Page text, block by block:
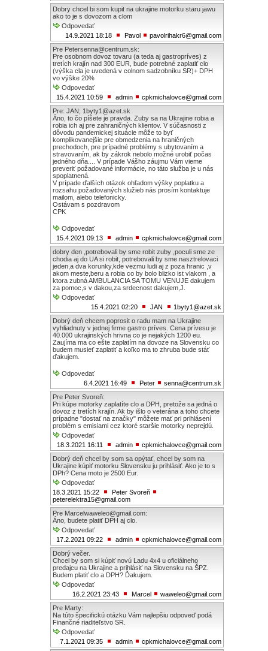
Dobry chcel bi som kupit na ukrajine motorku staru jawu
ako to je s dovozom a clom
Odpovedať
14.9.2021 18:18
Pavol
pavolrihakr6@gmail.com
Pre Petersenna@centrum.sk:
Pre osobnom dovoz tovaru (a teda aj gastropríves) z
tretích krajín nad 300 EUR, bude potrebné zaplatiť clo
(výška cla je uvedená v colnom sadzobníku SR)+ DPH
vo výške 20%
Odpovedať
15.4.2021 10:59
admin
cpkmichalovce@gmail.com
Pre: JAN; 1byty1@azet.sk
Áno, to čo píšete je pravda. Zuby sa na Ukrajine robia a
robia ich aj pre zahraničných klientov. V súčasnosti z
dôvodu pandemickej situácie môže to byť
komplikovanejšie pre obmedzenia na hraničných
prechodoch, pre prípadné problémy s ubytovaním a
stravovaním, ak by zákrok nebolo možné urobiť počas
jedného dňa.... V prípade Vášho záujmu Vám vieme
preveriť požadované informácie, no táto služba je u nás
spoplatnená.
V prípade ďalších otázok ohľadom výšky poplatku a
rozsahu požadovaných služieb nás prosím kontaktuje
mailom, alebo telefonicky.
Ostávam s pozdravom
CPK
Odpovedať
15.4.2021 09:13
admin
cpkmichalovce@gmail.com
dobry den ,potrebovali by sme robit zuby ,poculi sme ze
chodia aj do UA si robit, potrebovali by sme nasztrelovaci
jeden,a dva korunky,kde vezmu ludi aj z poza hranic ,v
akom meste,beru a robia co by bolo blizko ist vlakom , a
ktora zubná AMBULANCIA SA TOMU VENUJE dakujem
za pomoc,s v dakou,za srdecnost dakujem,J.
Odpovedať
15.4.2021 02:20
JAN
1byty1@azet.sk
Dobrý deň chcem poprosit o radu mam na Ukrajine
vyhliadnuty v jednej firme gastro príves. Cena prívesu je
40.000 ukrajinských hrivna co je nejakých 1200 eu.
Zaujíma ma co ešte zaplatím na dovoze na Slovensku co
budem musieť zaplatiť a koľko ma to zhruba bude stáť
ďakujem.
Odpovedať
6.4.2021 16:49
Peter
senna@centrum.sk
Pre Peter Svoreň:
Pri kúpe motorky zaplatíte clo a DPH, pretože sa jedná o
dovoz z tretích krajín. Ak by išlo o veterána a toho chcete
prípadne "dostať na značky" môžete mať pri prihlásení
problém s emisiami cez ktoré staršie motorky neprejdú.
Odpovedať
18.3.2021 16:11
admin
cpkmichalovce@gmail.com
Dobrý deň chcel by som sa opýtať, chcel by som na
Ukrajine kúpiť motorku Slovensku ju prihlásiť. Ako je to s
DPh? Cena moto je 2500 Eur.
Odpovedať
18.3.2021 15:22
Peter Svoreň
peterelektra15@gmail.com
Pre Marcelwaweleo@gmail.com:
Áno, budete platiť DPH aj clo.
Odpovedať
17.2.2021 09:22
admin
cpkmichalovce@gmail.com
Dobrý večer.
Chcel by som si kúpiť novú Ladu 4x4 u oficiálneho
predajcu na Ukrajine a prihlásiť na Slovensku na ŠPZ.
Budem platiť clo a DPH? Ďakujem.
Odpovedať
16.2.2021 23:43
Marcel
waweleo@gmail.com
Pre Marty:
Na túto špecifickú otázku Vám najlepšiu odpoveď podá
Finančné riaditeľstvo SR.
Odpovedať
7.1.2021 09:35
admin
cpkmichalovce@gmail.com